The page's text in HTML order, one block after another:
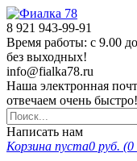
8 921 943-99-91
Время работы: с 9.00
без выходных!
info@fialka78.ru
Наша электронная
отвечаем очень быстро!
Написать нам
Корзина пуста0 руб. (0